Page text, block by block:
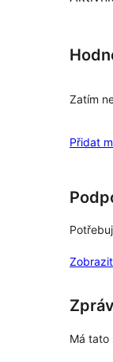
Zatím
Přidat
Má tato